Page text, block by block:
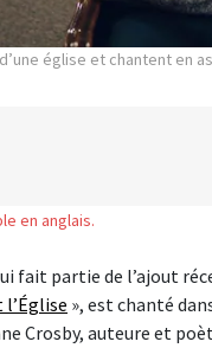
église et chantent en
en anglais.
fait partie de l’ajout
», est chanté
Crosby, auteure et